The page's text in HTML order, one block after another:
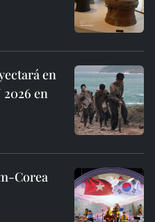
en
2026 en
Corea